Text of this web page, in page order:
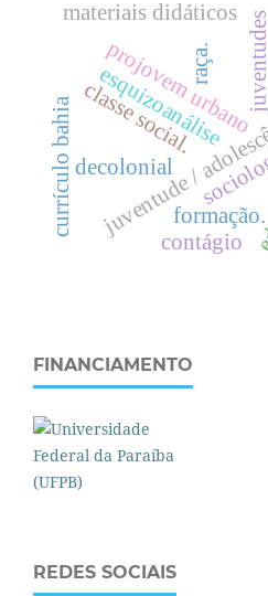
projovem urbano
juventude /
c
l
a
s
s
e
s
o
c
i
a
l
.
raça. juventudes
materiais didáticos
esquizoanálise
formação.
decolonial
contágio
currículo bahia
FINANCIAMENTO
REDES SOCIAIS